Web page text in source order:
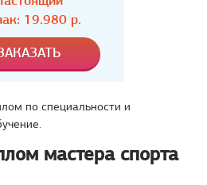
19.980р.
по специальности и
мастера спорта